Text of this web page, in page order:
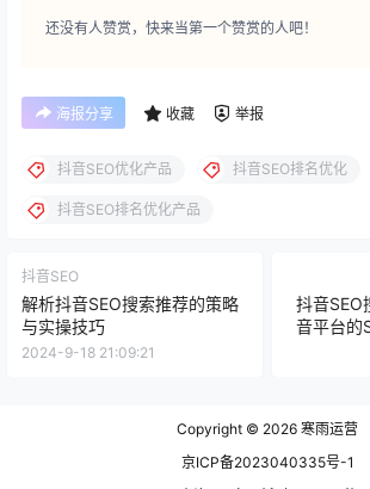
还没有人赞赏，快来当第一个赞赏的人吧！
海报分享 收藏 举报
抖音SEO优化产品 抖音SEO排名优化
抖音SEO排名优化产品
抖音SEO
解析抖音SEO搜索推荐的策略
与实操技巧
2024-9-18 21:09:21
抖音SEO
音平台的
Copyright © 2026 寒雨运营
京ICP备2023040335号-1